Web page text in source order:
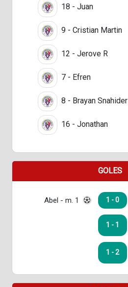
18 - Juan
9 - Cristian Martin
12 - Jerove R
7 - Efren
8 - Brayan Snahider
16 - Jonathan
GOLES
Abel - m. 1 1 - 0
1 - 1
1 - 2